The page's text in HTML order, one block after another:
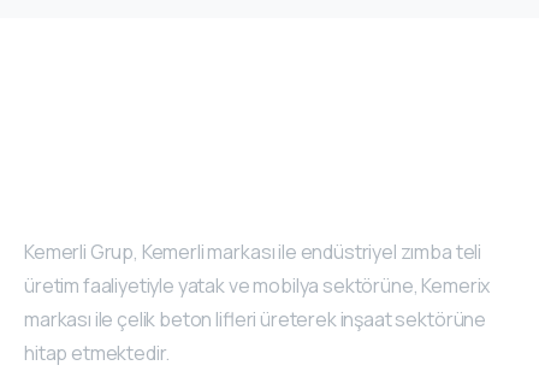
Kemerli Grup, Kemerli markası ile endüstriyel zımba teli
üretim faaliyetiyle yatak ve mobilya sektörüne, Kemerix
markası ile çelik beton lifleri üreterek inşaat sektörüne
hitap etmektedir.